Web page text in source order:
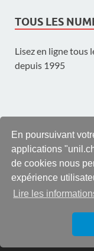
En poursuivant
applications
de cookies nous
expérience
Lire les
TOUS LES
Lisez en ligne tous
depuis 1995
© UNIL | Université